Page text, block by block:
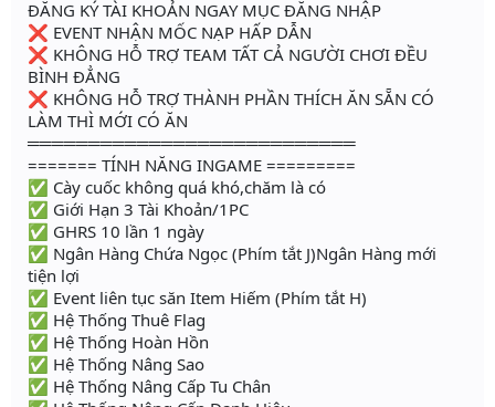
ĐĂNG KÝ TÀI KHOẢN NGAY MỤC ĐĂNG NHẬP
❌ EVENT NHẬN MỐC NẠP HẤP DẪN
❌ KHÔNG HỖ TRỢ TEAM TẤT CẢ NGƯỜI CHƠI ĐỀU
BÌNH ĐẲNG
❌ KHÔNG HỖ TRỢ THÀNH PHẦN THÍCH ĂN SẴN CÓ
LÀM THÌ MỚI CÓ ĂN
═══════════════════════════
======= TÍNH NĂNG INGAME =========
✅ Cày cuốc không quá khó,chăm là có
✅ Giới Hạn 3 Tài Khoản/1PC
✅ GHRS 10 lần 1 ngày
✅ Ngân Hàng Chứa Ngọc (Phím tắt J)Ngân Hàng mới
tiện lợi
✅ Event liên tục săn Item Hiếm (Phím tắt H)
✅ Hệ Thống Thuê Flag
✅ Hệ Thống Hoàn Hồn
✅ Hệ Thống Nâng Sao
✅ Hệ Thống Nâng Cấp Tu Chân